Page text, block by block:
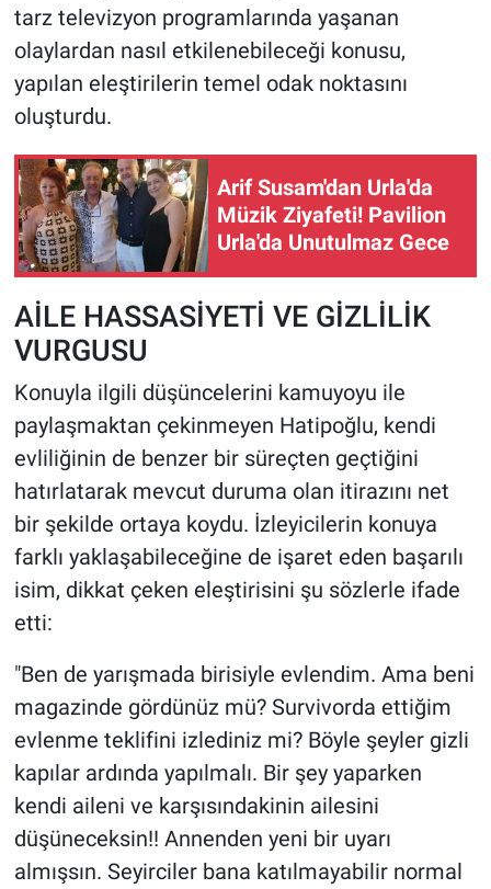
tarz televizyon programlarında yaşanan
olaylardan nasıl etkilenebileceği konusu,
yapılan eleştirilerin temel odak noktasını
oluşturdu.
Arif Susam'dan Urla'da
Müzik Ziyafeti! Pavilion
Urla'da Unutulmaz Gece
AİLE HASSASİYETİ VE GİZLİLİK
VURGUSU
Konuyla ilgili düşüncelerini kamuyoyu ile
paylaşmaktan çekinmeyen Hatipoğlu, kendi
evliliğinin de benzer bir süreçten geçtiğini
hatırlatarak mevcut duruma olan itirazını net
bir şekilde ortaya koydu. İzleyicilerin konuya
farklı yaklaşabileceğine de işaret eden başarılı
isim, dikkat çeken eleştirisini şu sözlerle ifade
etti:
"Ben de yarışmada birisiyle evlendim. Ama beni
magazinde gördünüz mü? Survivorda ettiğim
evlenme teklifini izlediniz mi? Böyle şeyler gizli
kapılar ardında yapılmalı. Bir şey yaparken
kendi aileni ve karşısındakinin ailesini
düşüneceksin!! Annenden yeni bir uyarı
almışsın. Seyirciler bana katılmayabilir normal